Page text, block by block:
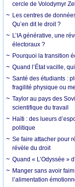
cercle de Volodymyr
Les centres de
Qu’en dit le droit ?
L’IA générative, une
électoraux ?
Pourquoi la transition
Quand l’État vacille,
Santé des étudiants :
fragilité physique ou
Taylor au pays des
scientifique du travail
Haïti : des lueurs
politique
Se faire attacher pour
révèle du droit
Quand « L’Odyssée »
Manger sans avoir
l’alimentation